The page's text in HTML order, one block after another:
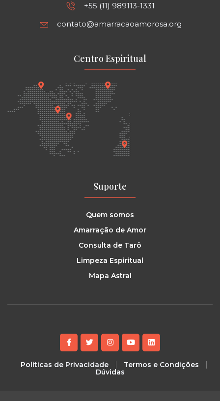
+55 (11) 989113-1331
contato@amarracaoamorosa.org
Centro Espiritual
Suporte
Quem somos
Amarração de Amor
Consulta de Tarô
Limpeza Espiritual
Mapa Astral
Políticas de Privacidade
Termos e Condições
Dúvidas